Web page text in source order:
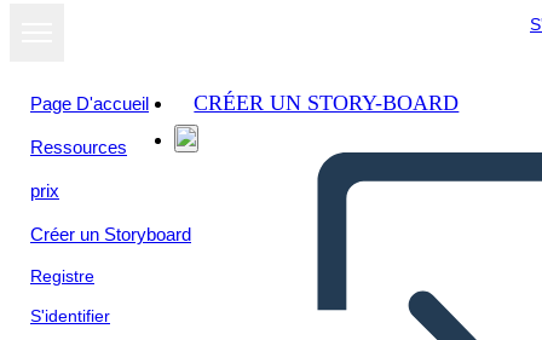
Page D'accueil
Ressources
prix
Créer un Storyboard
Registre
S'identifier
CRÉER UN STORY-BOARD